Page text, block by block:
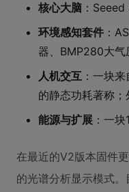
核心大脑 ：
环境感知套件 ：
器、BMP280大气
人机交互 ：一块
的静态功耗著称
能源与扩展 ：一
在最近的V2版本固件
的光谱分析显示模式